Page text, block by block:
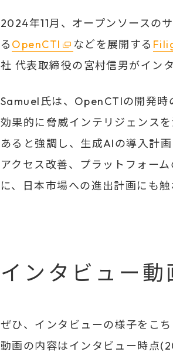
2024年11月、オープンソースの
る OpenCTI などを展開する
社 代表取締役の宮村信男がイン
Samuel氏は、OpenCTIの開発時
効果的に脅威インテリジェンス
あると強調し、生成AIの導入計
アクセス改善、プラットフォー
に、日本市場への進出計画にも
インタビュー動
ぜひ、インタビューの様子をこ
動画の内容はインタビュー時点